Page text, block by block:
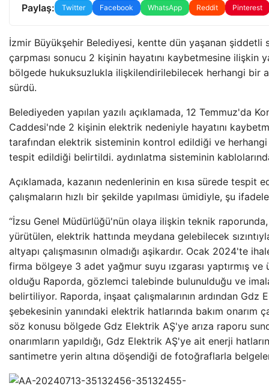
Paylaş: Twitter Facebook WhatsApp Reddit Pinterest
İzmir Büyükşehir Belediyesi, kentte dün yaşanan şiddetli
çarpması sonucu 2 kişinin hayatını kaybetmesine ilişkin
bölgede hukuksuzlukla ilişkilendirilebilecek herhangi bir
sürdü.
Belediyeden yapılan yazılı açıklamada, 12 Temmuz'da
Caddesi'nde 2 kişinin elektrik nedeniyle hayatını
tarafından elektrik sisteminin kontrol edildiği ve herhangi
tespit edildiği belirtildi. aydınlatma sisteminin
Açıklamada, kazanın nedenlerinin en kısa sürede tespit
çalışmaların hızlı bir şekilde yapılması ümidiyle, şu
“İzsu Genel Müdürlüğü'nün olaya ilişkin teknik
yürütülen, elektrik hattında meydana gelebilecek
altyapı çalışmasının olmadığı aşikardır. Ocak 2024'te
firma bölgeye 3 adet yağmur suyu ızgarası yaptırmış
olduğu Raporda, gözlemci talebinde bulunulduğu ve
belirtiliyor. Raporda, inşaat çalışmalarının ardından Gdz
şebekesinin yanındaki elektrik hatlarında bakım onarım
söz konusu bölgede Gdz Elektrik AŞ'ye arıza raporu
onarımların yapıldığı, Gdz Elektrik AŞ'ye ait enerji
santimetre yerin altına döşendiği de fotoğraflarla